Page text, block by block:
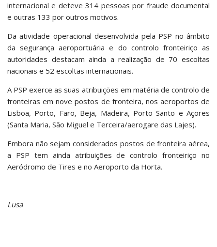
internacional e deteve 314 pessoas por fraude documental
e outras 133 por outros motivos.
Da atividade operacional desenvolvida pela PSP no âmbito
da segurança aeroportuária e do controlo fronteiriço as
autoridades destacam ainda a realização de 70 escoltas
nacionais e 52 escoltas internacionais.
A PSP exerce as suas atribuições em matéria de controlo de
fronteiras em nove postos de fronteira, nos aeroportos de
Lisboa, Porto, Faro, Beja, Madeira, Porto Santo e Açores
(Santa Maria, São Miguel e Terceira/aerogare das Lajes).
Embora não sejam considerados postos de fronteira aérea,
a PSP tem ainda atribuições de controlo fronteiriço no
Aeródromo de Tires e no Aeroporto da Horta.
Lusa